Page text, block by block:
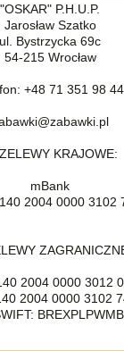
"OSKAR" P.H.U.P.
Jarosław Szatko
ul. Bystrzycka 69c
54-215 Wrocław
+48 71 351 98 44
KRAJOWE:
mBank
2004 0000 3102
2004 0000 3012
2004 0000 3102